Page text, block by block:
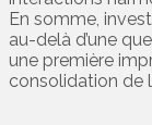
En somme,
au-delà d’une
une première
consolidation de